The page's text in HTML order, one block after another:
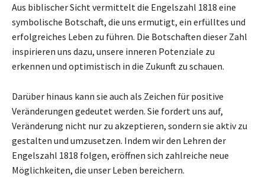
Aus biblischer Sicht vermittelt die Engelszahl 1818 eine
symbolische Botschaft, die uns ermutigt, ein erfülltes und
erfolgreiches Leben zu führen. Die Botschaften dieser Zahl
inspirieren uns dazu, unsere inneren Potenziale zu
erkennen und optimistisch in die Zukunft zu schauen.
Darüber hinaus kann sie auch als Zeichen für positive
Veränderungen gedeutet werden. Sie fordert uns auf,
Veränderung nicht nur zu akzeptieren, sondern sie aktiv zu
gestalten und umzusetzen. Indem wir den Lehren der
Engelszahl 1818 folgen, eröffnen sich zahlreiche neue
Möglichkeiten, die unser Leben bereichern.